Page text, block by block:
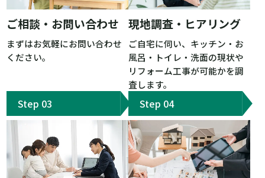
ご相談・お問い合わせ
まずはお気軽にお問い合わせ
ください。
現地調査・ヒアリング
ご自宅に伺い、キッチン・お
風呂・トイレ・洗面の現状や
リフォーム工事が可能かを調
査します。